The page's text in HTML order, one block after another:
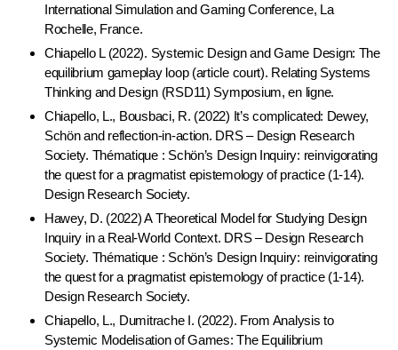
International Simulation and Gaming Conference, La
Rochelle, France.
Chiapello L (2022). Systemic Design and Game Design: The
equilibrium gameplay loop (article court). Relating Systems
Thinking and Design (RSD11) Symposium, en ligne.
Chiapello, L., Bousbaci, R. (2022) It’s complicated: Dewey,
Schön and reflection-in-action. DRS – Design Research
Society. Thématique : Schön’s Design Inquiry: reinvigorating
the quest for a pragmatist epistemology of practice (1-14).
Design Research Society.
Hawey, D. (2022) A Theoretical Model for Studying Design
Inquiry in a Real-World Context. DRS – Design Research
Society. Thématique : Schön’s Design Inquiry: reinvigorating
the quest for a pragmatist epistemology of practice (1-14).
Design Research Society.
Chiapello, L., Dumitrache I. (2022). From Analysis to
Systemic Modelisation of Games: The Equilibrium